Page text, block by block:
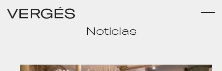
Noticias